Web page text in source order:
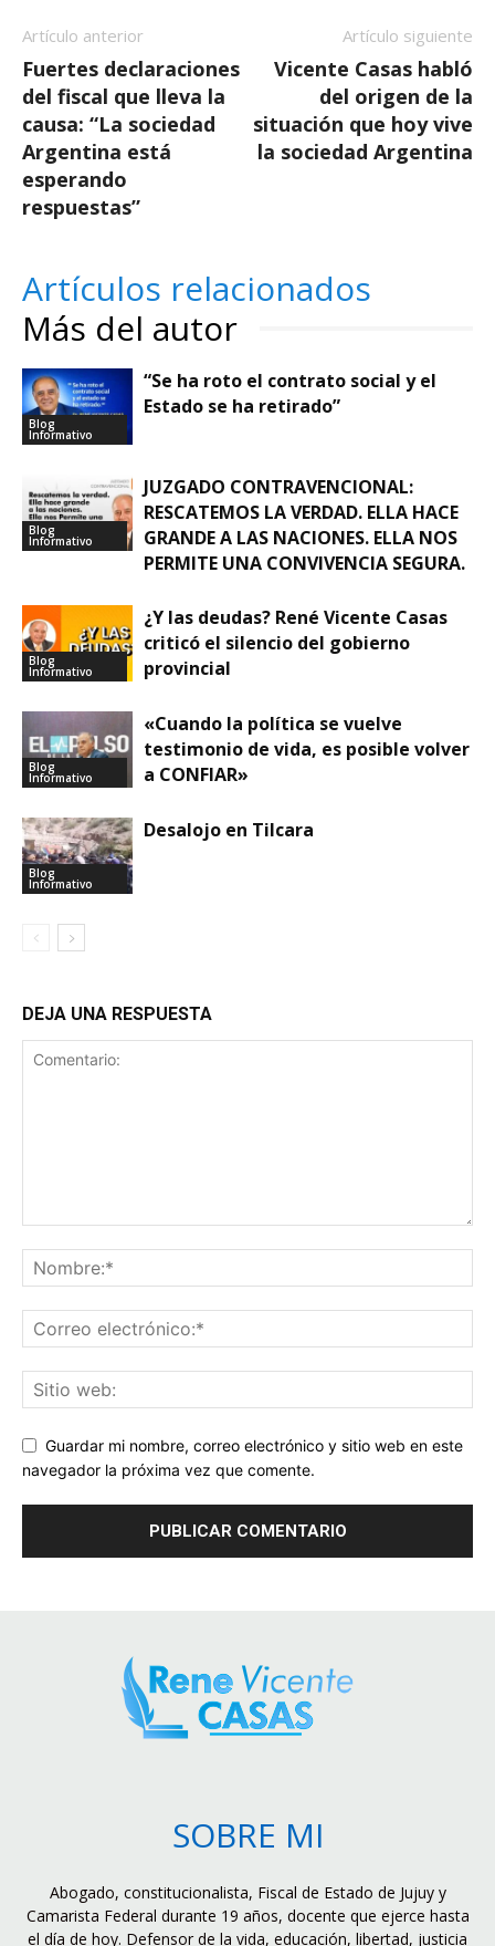
Artículo anterior
Fuertes declaraciones
del fiscal que lleva la
causa: “La sociedad
Argentina está
esperando
respuestas”
Artículo siguiente
Vicente Casas habló
del origen de la
situación que hoy vive
la sociedad Argentina
Artículos relacionados
Más del autor
Blog
Informativo
“Se ha roto el contrato social y el
Estado se ha retirado”
Blog
Informativo
JUZGADO CONTRAVENCIONAL:
RESCATEMOS LA VERDAD. ELLA HACE
GRANDE A LAS NACIONES. ELLA NOS
PERMITE UNA CONVIVENCIA SEGURA.
Blog
Informativo
¿Y las deudas? René Vicente Casas
criticó el silencio del gobierno
provincial
Blog
Informativo
«Cuando la política se vuelve
testimonio de vida, es posible volver
a CONFIAR»
Blog
Informativo
Desalojo en Tilcara
DEJA UNA RESPUESTA
Guardar mi nombre, correo electrónico y sitio web en este
navegador la próxima vez que comente.
SOBRE MI
Abogado, constitucionalista, Fiscal de Estado de Jujuy y
Camarista Federal durante 19 años, docente que ejerce hasta
el día de hoy. Defensor de la vida, educación, libertad, justicia